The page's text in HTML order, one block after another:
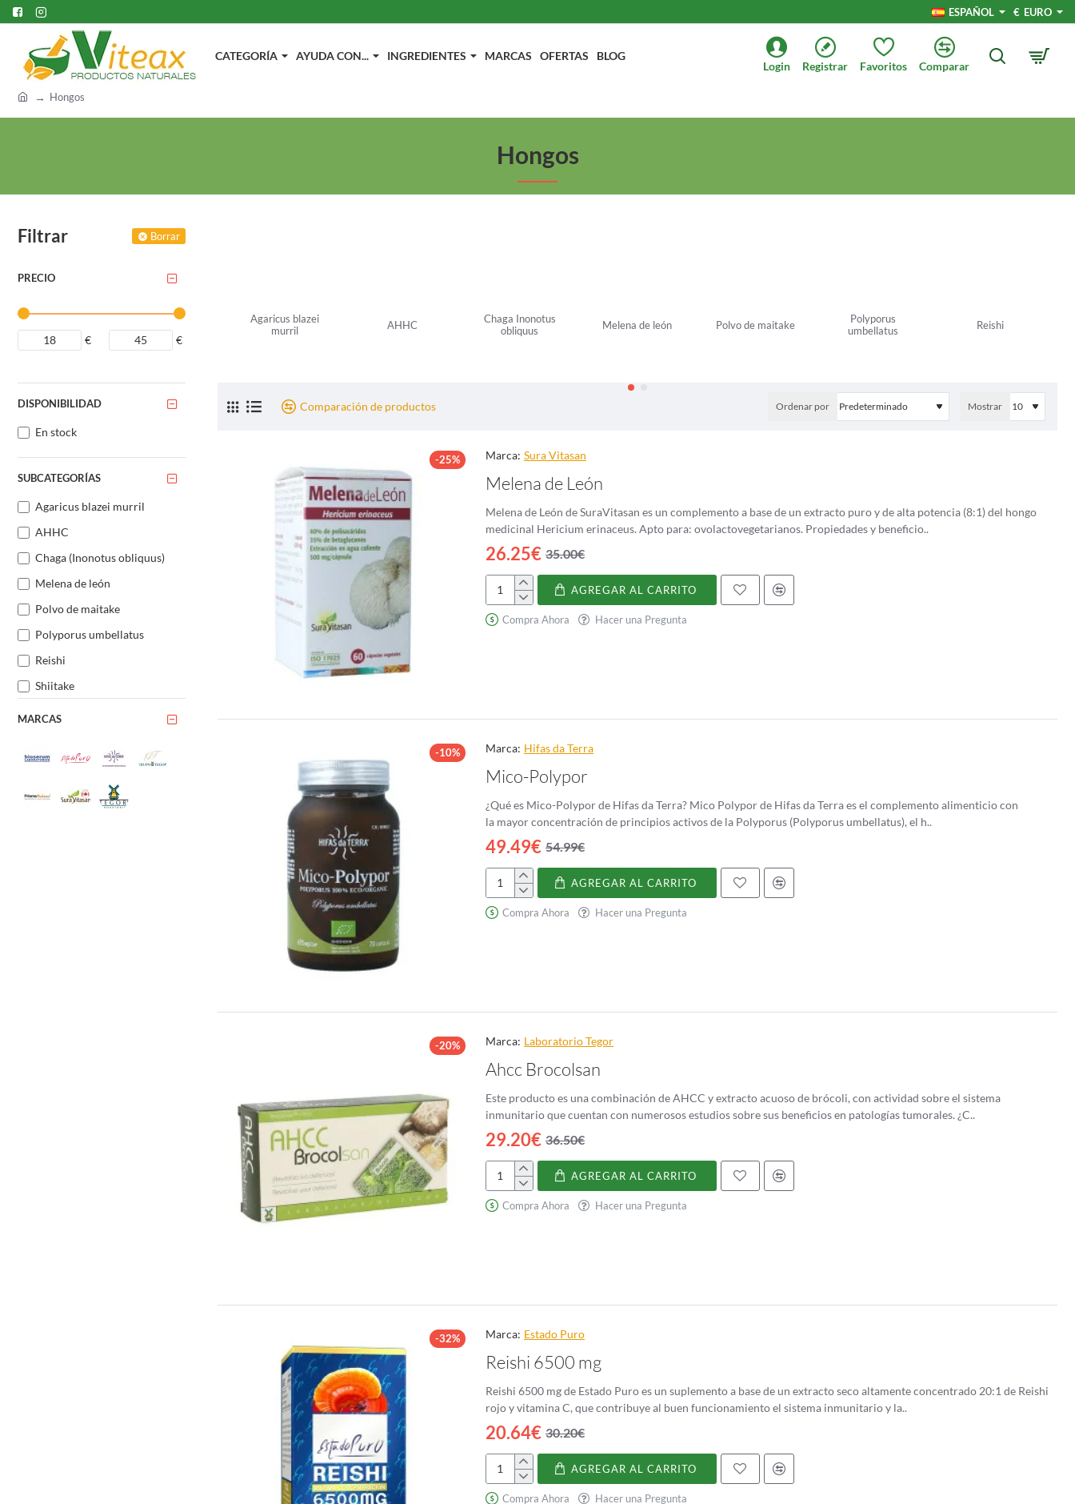
ESPAÑOL € EURO
CATEGORÍA AYUDA CON... INGREDIENTES MARCAS OFERTAS BLOG
Login Registrar Favoritos Comparar
Hongos
Hongos
Filtrar Borrar
PRECIO
€ €
DISPONIBILIDAD
En stock
SUBCATEGORÍAS
Agaricus blazei murril
AHHC
Chaga (Inonotus obliquus)
Melena de león
Polvo de maitake
Polyporus umbellatus
Reishi
Shiitake
MARCAS
Agaricus blazei
murril
AHHC
Chaga Inonotus
obliquus
Melena de león Polvo de maitake
Polyporus
umbellatus
Reishi
Comparación de productos Ordenar por Mostrar
-25% Marca: Sura Vitasan
Melena de León
Melena de León de SuraVitasan es un complemento a base de un extracto puro y de alta potencia (8:1) del hongo
medicinal Hericium erinaceus. Apto para: ovolactovegetarianos. Propiedades y beneficio..
26.25€ 35.00€
Melena
de
AGREGAR AL CARRITO
Compra Ahora Hacer una Pregunta
-10% Marca: Hifas da Terra
Mico-Polypor
¿Qué es Mico-Polypor de Hifas da Terra? Mico Polypor de Hifas da Terra es el complemento alimenticio con
la mayor concentración de principios activos de la Polyporus (Polyporus umbellatus), el h..
49.49€ 54.99€
Mico-
Polypor
AGREGAR AL CARRITO
Compra Ahora Hacer una Pregunta
-20% Marca: Laboratorio Tegor
Ahcc Brocolsan
Este producto es una combinación de AHCC y extracto acuoso de brócoli, con actividad sobre el sistema
inmunitario que cuentan con numerosos estudios sobre sus beneficios en patologías tumorales. ¿C..
29.20€ 36.50€
Ahcc
Brocolsan
AGREGAR AL CARRITO
Compra Ahora Hacer una Pregunta
-32% Marca: Estado Puro
Reishi 6500 mg
Reishi 6500 mg de Estado Puro es un suplemento a base de un extracto seco altamente concentrado 20:1 de Reishi
rojo y vitamina C, que contribuye al buen funcionamiento el sistema inmunitario y la..
20.64€ 30.20€
Reishi
6500
AGREGAR AL CARRITO
Compra Ahora Hacer una Pregunta